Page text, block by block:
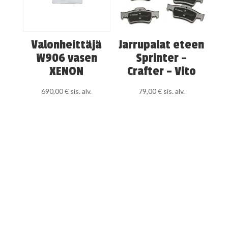
Valonheittäjä
W906 vasen
XENON
690,00€ sis. alv.
Jarrupalat eteen
Sprinter –
Crafter – Vito
79,00€ sis. alv.